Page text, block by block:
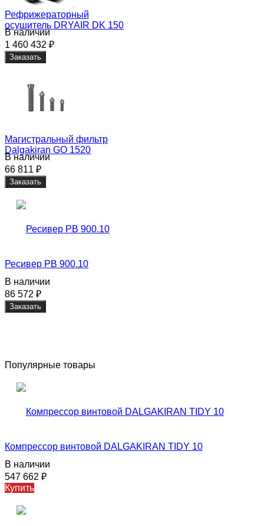
Рефрижераторный
осушитель DRYAIR DK 150
В наличии
1 460 432 ₽
Заказать
Магистральный фильтр
Dalgakiran GO 1520
В наличии
66 811 ₽
Заказать
Ресивер РВ 900.10
В наличии
86 572 ₽
Заказать
Популярные товары
Компрессор винтовой DALGAKIRAN TIDY 10
В наличии
547 662 ₽
Купить